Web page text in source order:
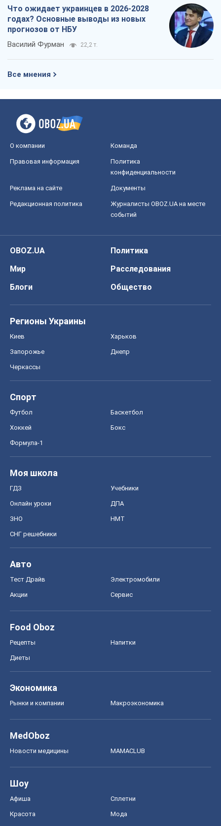
Что ожидает украинцев в 2026-2028
годах? Основные выводы из новых
прогнозов от НБУ
Василий Фурман 22,2 т.
Все мнения
О компании Команда
Правовая информация
Политика
конфиденциальности
Реклама на сайте Документы
Редакционная политика
Журналисты OBOZ.UA на месте
событий
OBOZ.UA
Политика
Мир
Расследования
Блоги
Общество
Регионы Украины
Киев Харьков
Запорожье Днепр
Черкассы
Спорт
Футбол Баскетбол
Хоккей Бокс
Формула-1
Моя школа
ГДЗ Учебники
Онлайн уроки ДПА
ЗНО НМТ
СНГ решебники
Авто
Тест Драйв Электромобили
Акции Сервис
Food Oboz
Рецепты Напитки
Диеты
Экономика
Рынки и компании Mакроэкономика
MedOboz
Новости медицины MAMACLUB
Шоу
Афиша Сплетни
Красота Мода